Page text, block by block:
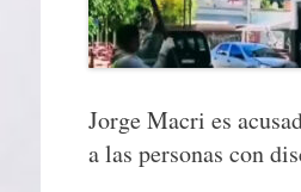
Jorge Macri es
a las personas con